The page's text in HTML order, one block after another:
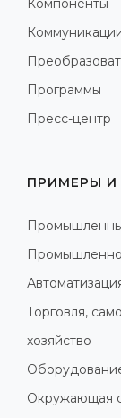
Компоненты
Программы
Пресс-центр
ПРИМЕРЫ И
Торговля,
хозяйство
Окружающая